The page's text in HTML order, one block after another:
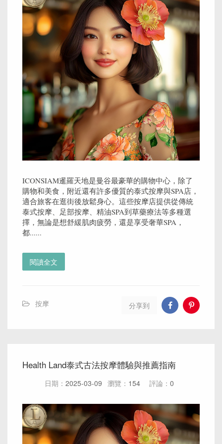
ICONSIAM暹羅天地是曼谷最豪華的購物中心，除了
購物和美食，附近還有許多優質的泰式按摩與SPA店，
適合旅客在逛街後放鬆身心。這些按摩店提供從傳統
泰式按摩、足部按摩、精油SPA到草藥療法等多種選
擇，無論是想舒緩肌肉疲勞，還是享受奢華SPA，
都......
閱讀全文
按摩 分享到
Health Land泰式古法按摩體驗與推薦指南
日期： 2025-03-09 瀏覽： 154 評論： 0